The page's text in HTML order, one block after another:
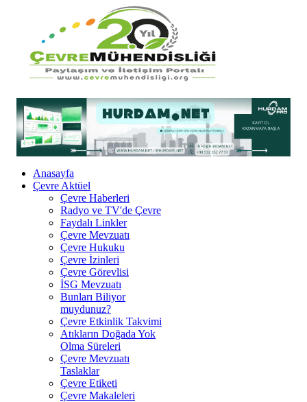
Anasayfa
Çevre Aktüel
Çevre Haberleri
Radyo ve TV'de Çevre
Faydalı Linkler
Çevre Mevzuatı
Çevre Hukuku
Çevre İzinleri
Çevre Görevlisi
İSG Mevzuatı
Bunları Biliyor
muydunuz?
Çevre Etkinlik Takvimi
Atıkların Doğada Yok
Olma Süreleri
Çevre Mevzuatı
Taslaklar
Çevre Etiketi
Çevre Makaleleri